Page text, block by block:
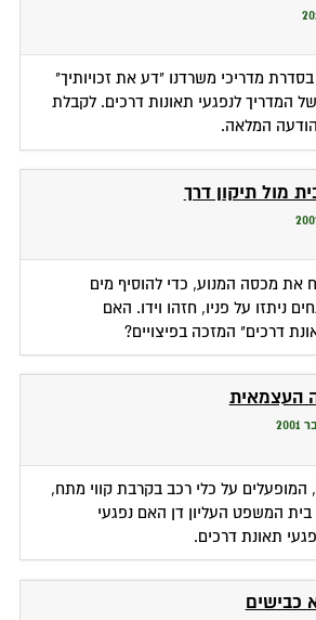
מדריכי משרדנו "דע את זכויותיך"
המדריך לנפגעי תאונות דרכים. לקבלת
המלאה.
מול תיקון דרך
את מכסה המנוע, כדי להוסיף מים
ניתזו על פניו, חזהו וידו. האם
דרכים" המזכה בפיצויים?
העצמאית
המופעלים על כלי רכב בקרבת קווי מתח,
המשפט העליון דן האם נפגעי
תאונת דרכים.
כבישים